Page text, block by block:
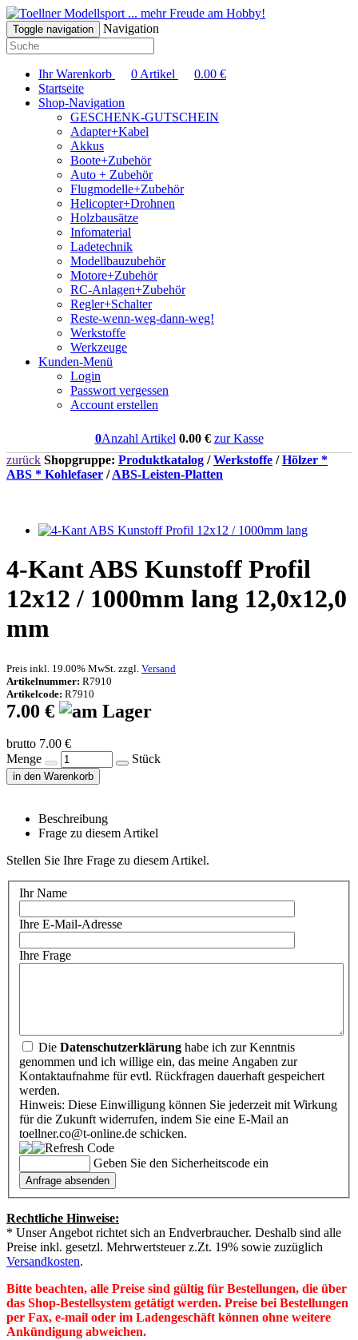
... mehr Freude am Hobby!
Toggle navigation Navigation
Ihr Warenkorb 0 Artikel 0.00 €
Startseite
Shop-Navigation
GESCHENK-GUTSCHEIN
Adapter+Kabel
Akkus
Boote+Zubehör
Auto + Zubehör
Flugmodelle+Zubehör
Helicopter+Drohnen
Holzbausätze
Infomaterial
Ladetechnik
Modellbauzubehör
Motore+Zubehör
RC-Anlagen+Zubehör
Regler+Schalter
Reste-wenn-weg-dann-weg!
Werkstoffe
Werkzeuge
Kunden-Menü
Login
Passwort vergessen
Account erstellen
0Anzahl Artikel 0.00€ zur Kasse
zurück Shopgruppe: Produktkatalog /Werkstoffe /Hölzer *
ABS * Kohlefaser /ABS-Leisten-Platten
4-Kant ABS Kunstoff Profil
12x12 / 1000mm lang 12,0x12,0
mm
Preis inkl. 19.00% MwSt. zzgl. Versand
Artikelnummer: R7910
Artikelcode: R7910
7.00 €
brutto 7.00 €
Menge
Stück
in den Warenkorb
Beschreibung
Frage zu diesem Artikel
Stellen Sie Ihre Frage zu diesem Artikel.
Ihr Name
Ihre E-Mail-Adresse
Ihre Frage
Die Datenschutzerklärung habe ich zur Kenntnis
genommen und ich willige ein, das meine Angaben zur
Kontaktaufnahme für evtl. Rückfragen dauerhaft gespeichert
werden.
Hinweis: Diese Einwilligung können Sie jederzeit mit Wirkung
für die Zukunft widerrufen, indem Sie eine E-Mail an
toellner.co@t-online.de schicken.
Geben Sie den Sicherheitscode ein
Rechtliche Hinweise:
* Unser Angebot richtet sich an Endverbraucher. Deshalb sind alle
Preise inkl. gesetzl. Mehrwertsteuer z.Zt. 19% sowie zuzüglich
Versandkosten.
Bitte beachten, alle Preise sind gültig für Bestellungen, die über
das Shop-Bestellsystem getätigt werden. Preise bei Bestellungen
per Fax, e-mail oder im Ladengeschäft können ohne weitere
Ankündigung abweichen.